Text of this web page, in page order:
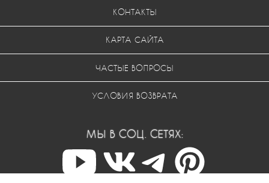
КОНТАКТЫ
КАРТА САЙТА
ЧАСТЫЕ ВОПРОСЫ
УСЛОВИЯ ВОЗВРАТА
МЫ В СОЦ. СЕТЯХ: